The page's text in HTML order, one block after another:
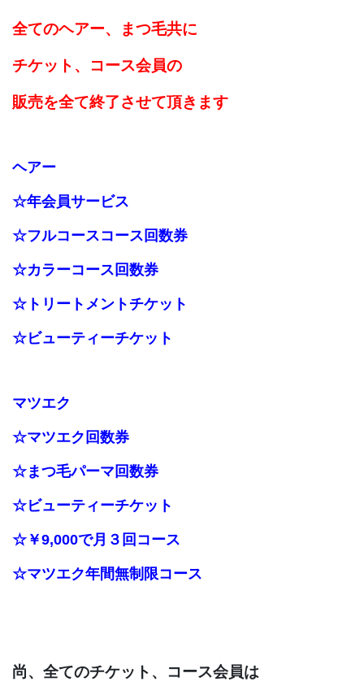
全てのヘアー、まつ毛共に
チケット、コース会員の
販売を全て終了させて頂きます
ヘアー
☆年会員サービス
☆フルコースコース回数券
☆カラーコース回数券
☆トリートメントチケット
☆ビューティーチケット
マツエク
☆マツエク回数券
☆まつ毛パーマ回数券
☆ビューティーチケット
☆￥9,000で月３回コース
☆マツエク年間無制限コース
尚、全てのチケット、コース会員は